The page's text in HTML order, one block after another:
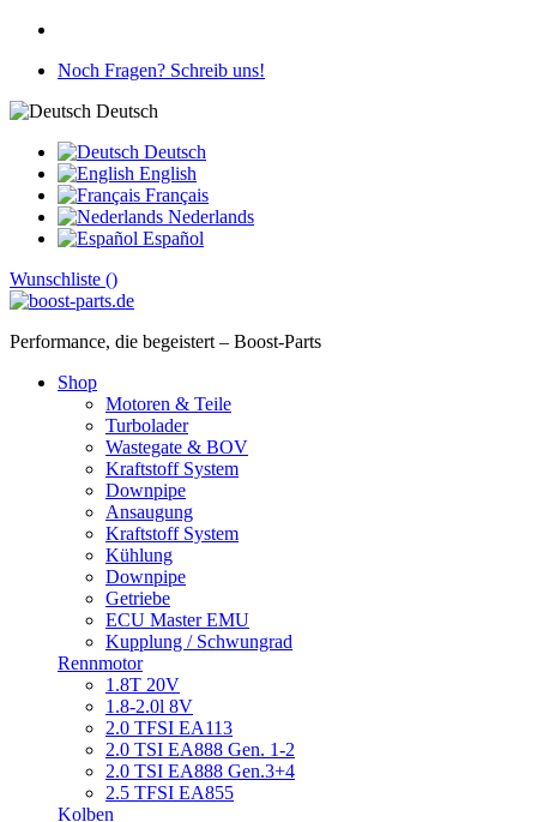
Noch Fragen? Schreib uns!
Deutsch
Deutsch
English
Français
Nederlands
Español
Wunschliste ()
Performance, die begeistert – Boost-Parts
Shop
Motoren & Teile
Turbolader
Wastegate & BOV
Kraftstoff System
Downpipe
Ansaugung
Kraftstoff System
Kühlung
Downpipe
Getriebe
ECU Master EMU
Kupplung / Schwungrad
Rennmotor
1.8T 20V
1.8-2.0l 8V
2.0 TFSI EA113
2.0 TSI EA888 Gen. 1-2
2.0 TSI EA888 Gen.3+4
2.5 TFSI EA855
Kolben